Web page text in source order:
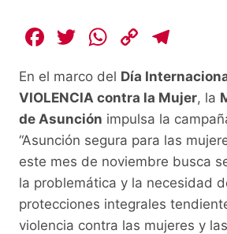
F
c
e
b
o
o
k
T
itt
er
W
at
s
A
p
p
C
p
y
Li
n
k
e
gr
a
m
En el marco del Día
VIOLENCIA contra la Mujer, la
de Asunción impulsa la
“Asunción segura para las
este mes de noviembre busca
la problemática y la necesidad
protecciones integrales
violencia contra las mujeres y